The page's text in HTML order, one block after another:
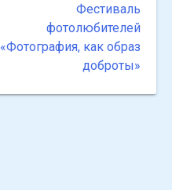
Фестиваль
фотолюбителей
«Фотография, как образ
доброты»